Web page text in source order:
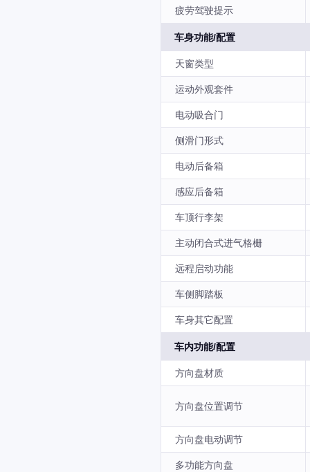
疲劳驾驶提示
车身功能/配置
天窗类型
运动外观套件
电动吸合门
侧滑门形式
电动后备箱
感应后备箱
车顶行李架
主动闭合式进气格栅
远程启动功能
车侧脚踏板
车身其它配置
车内功能/配置
方向盘材质
方向盘位置调节
方向盘电动调节
多功能方向盘